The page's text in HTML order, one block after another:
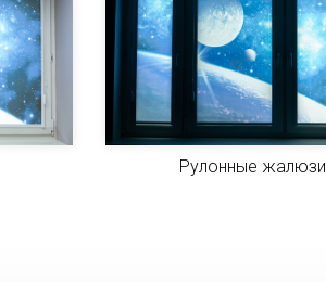
Рулонные жалюзи